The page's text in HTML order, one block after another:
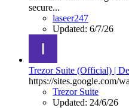
secure...
laseer247
Updated: 6/7/26
Trezor Suite (Official) |
https://sites.google.com/
Trezor Suite
Updated: 24/6/26